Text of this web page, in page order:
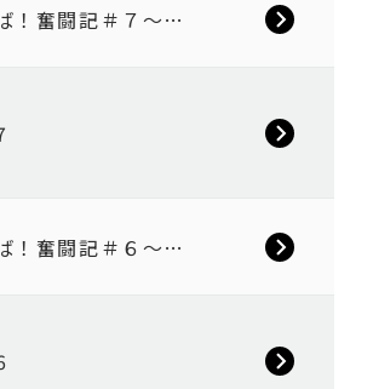
！奮闘記＃７～…
！奮闘記＃６～…